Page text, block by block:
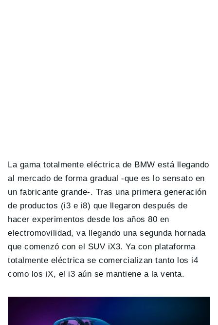
La gama totalmente eléctrica de BMW está llegando
al mercado de forma gradual -que es lo sensato en
un fabricante grande-. Tras una primera generación
de productos (i3 e i8) que llegaron después de
hacer experimentos desde los años 80 en
electromovilidad, va llegando una segunda hornada
que comenzó con el SUV iX3. Ya con plataforma
totalmente eléctrica se comercializan tanto los i4
como los iX, el i3 aún se mantiene a la venta.